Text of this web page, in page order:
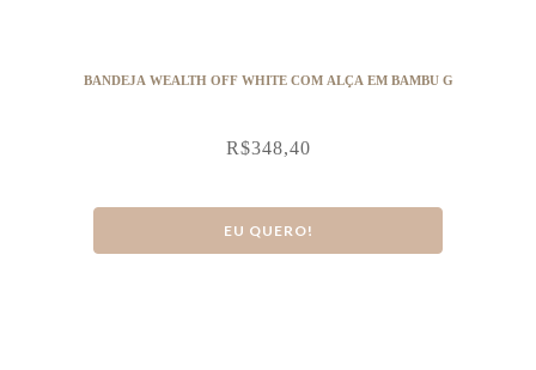
BANDEJA WEALTH OFF WHITE COM ALÇA EM BAMBU G
R$348,40
EU QUERO!